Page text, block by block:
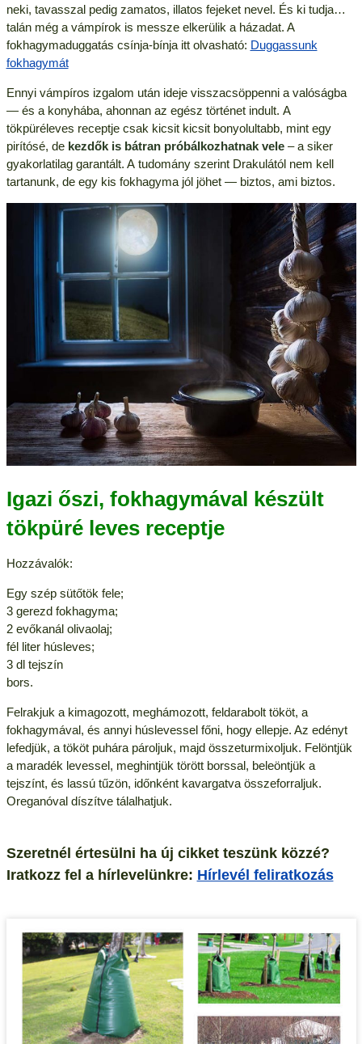
neki, tavasszal pedig zamatos, illatos fejeket nevel. És ki tudja…
talán még a vámpírok is messze elkerülik a házadat. A
fokhagymaduggatás csínja-bínja itt olvasható: Duggassunk
fokhagymát
Ennyi vámpíros izgalom után ideje visszacsöppenni a valóságba
— és a konyhába, ahonnan az egész történet indult. A
tökpüréleves receptje csak kicsit kicsit bonyolultabb, mint egy
pirítósé, de kezdők is bátran próbálkozhatnak vele– a siker
gyakorlatilag garantált. A tudomány szerint Drakulától nem kell
tartanunk, de egy kis fokhagyma jól jöhet — biztos, ami biztos.
Igazi őszi, fokhagymával készült
tökpüré leves receptje
Hozzávalók:
Egy szép sütőtök fele;
3 gerezd fokhagyma;
2 evőkanál olivaolaj;
fél liter húsleves;
3 dl tejszín
bors.
Felrakjuk a kimagozott, meghámozott, feldarabolt tököt, a
fokhagymával, és annyi húslevessel főni, hogy ellepje. Az edényt
lefedjük, a tököt puhára pároljuk, majd összeturmixoljuk. Felöntjük
a maradék levessel, meghintjük törött borssal, beleöntjük a
tejszínt, és lassú tűzön, időnként kavargatva összeforraljuk.
Oreganóval díszítve tálalhatjuk.
Szeretnél értesülni ha új cikket teszünk közzé?
Iratkozz fel a hírlevelünkre: Hírlevél feliratkozás